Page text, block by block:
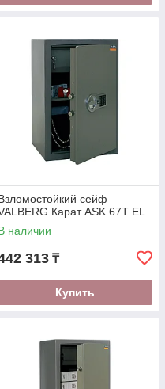
сейф
Карат ASK 67Т EL
наличии
313 ₸
Купить